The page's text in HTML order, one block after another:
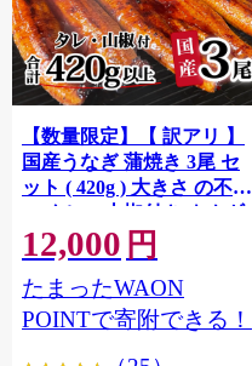
【数量限定】【 訳アリ 】
国産うなぎ 蒲焼き 3尾 セ
ット ( 420g ) 大きさ の不揃
い タレ・山椒付き ウナギ
鰻 ふぞろい 不揃い うな重
ひつまぶし 人気 茨城 八千
代町 ふるさと納税 冷凍
[SF951ya]
12,000 円
たまったWAON
POINTで寄附できる！